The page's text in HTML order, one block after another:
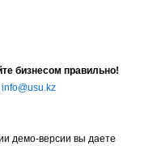
бизнесом правильно!
info@usu.kz
демо-версии вы даете